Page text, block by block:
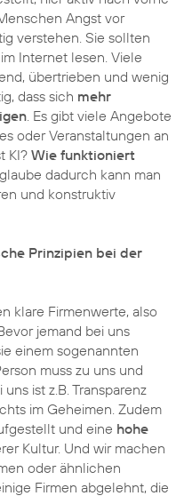
Angst vor
verstehen. Sie sollten
Internet lesen. Viele
übertrieben und wenig
dass sich mehr
. Es gibt viele Angebote
oder Veranstaltungen an
KI? Wie funktioniert
dadurch kann man
und konstruktiv
Prinzipien bei der
klare Firmenwerte, also
jemand bei uns
einem sogenannten
muss zu uns und
ist z.B. Transparenz
im Geheimen. Zudem
und eine hohe
Kultur. Und wir machen
oder ähnlichen
Firmen abgelehnt, die